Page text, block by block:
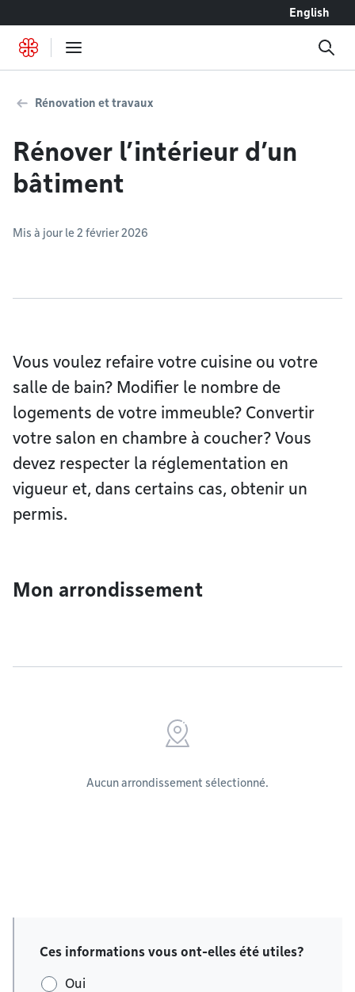
English
Rénovation et travaux
Rénover l’intérieur d’un
bâtiment
Mis à jour le 2 février 2026
Vous voulez refaire votre cuisine ou votre
salle de bain? Modifier le nombre de
logements de votre immeuble? Convertir
votre salon en chambre à coucher? Vous
devez respecter la réglementation en
vigueur et, dans certains cas, obtenir un
permis.
Mon arrondissement
Aucun arrondissement sélectionné.
Ces informations vous ont-elles été utiles?
Oui